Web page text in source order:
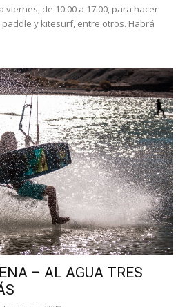
de 10:00 a 17:00, para hacer
y kitesurf, entre otros. Habrá
– AL AGUA TRES